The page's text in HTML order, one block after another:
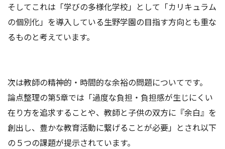
そしてこれは「学びの多様化学校」として「カリキュラム
の個別化」を導入している生野学園の目指す方向とも重な
るものと考えています。
次は教師の精神的・時間的な余裕の問題についてです。
論点整理の第5章では「過度な負担・負担感が生じにくい
在り方を追求することや、教師と子供の双方に『余白』を
創出し、豊かな教育活動に繋げることが必要」とされ以下
の５つの課題が提示されています。